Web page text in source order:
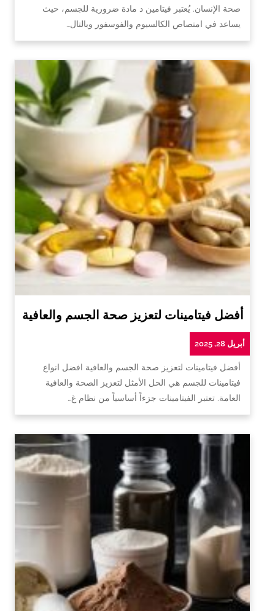
صحة الإنسان. يُعتبر فيتامين د مادة ضرورية للجسم، حيث
يساعد في امتصاص الكالسيوم والفوسفور وبالتال…
أفضل فيتامينات لتعزيز صحة الجسم والعافية
أبريل 28, 2025
أفضل فيتامينات لتعزيز صحة الجسم والعافية افضل انواع
فيتامينات للجسم هي الحل الأمثل لتعزيز الصحة والعافية
العامة. تعتبر الفيتامينات جزءاً أساسياً من نظام غ…